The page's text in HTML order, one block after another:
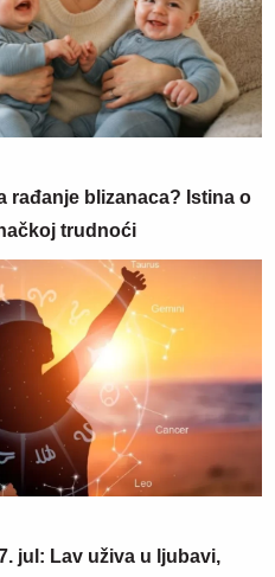
rađanje blizanaca? Istina o
trudnoći
jul: Lav uživa u ljubavi,